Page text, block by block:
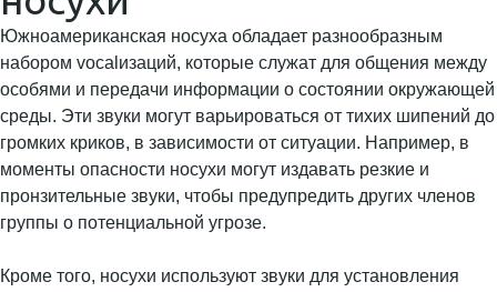
Южноамериканская носуха обладает разнообразным
набором vocalизаций, которые служат для общения между
особями и передачи информации о состоянии окружающей
среды. Эти звуки могут варьироваться от тихих шипений до
громких криков, в зависимости от ситуации. Например, в
моменты опасности носухи могут издавать резкие и
пронзительные звуки, чтобы предупредить других членов
группы о потенциальной угрозе.
Кроме того, носухи используют звуки для установления